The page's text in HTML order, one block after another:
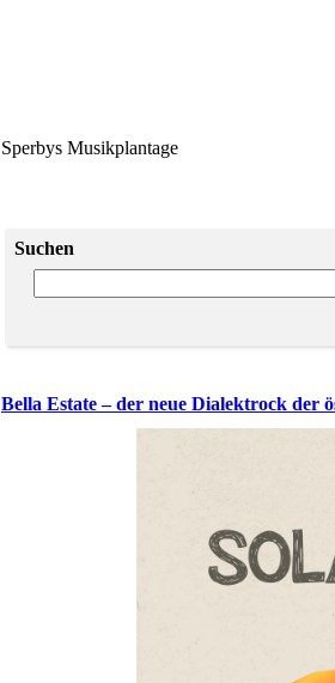
Sperbys Musikplantage
Suchen
Bella Estate – der neue Dialektrock der